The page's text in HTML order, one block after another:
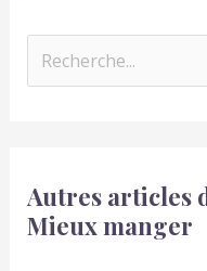
Autres articles
Mieux manger